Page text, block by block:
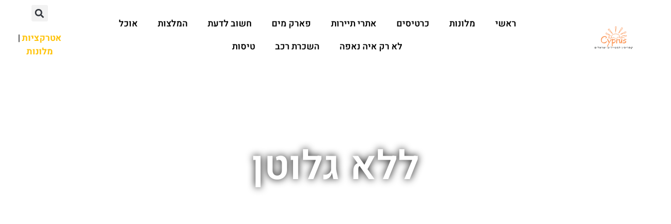
ראשי מלונות כרטיסים אתרי תיירות פארק מים חשוב לדעת המלצות
אוכל
לא רק איה נאפה
השכרת רכב טיסות
אטרקציות|
מלונות
ללא גלוטן